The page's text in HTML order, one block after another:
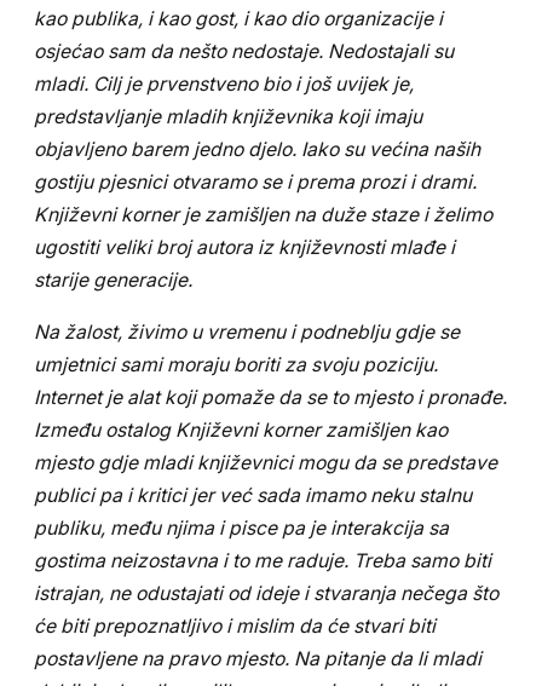
kao publika, i kao gost, i kao dio organizacije i
osjećao sam da nešto nedostaje. Nedostajali su
mladi. Cilj je prvenstveno bio i još uvijek je,
predstavljanje mladih književnika koji imaju
objavljeno barem jedno djelo. Iako su većina naših
gostiju pjesnici otvaramo se i prema prozi i drami.
Književni korner je zamišljen na duže staze i želimo
ugostiti veliki broj autora iz književnosti mlađe i
starije generacije.
Na žalost, živimo u vremenu i podneblju gdje se
umjetnici sami moraju boriti za svoju poziciju.
Internet je alat koji pomaže da se to mjesto i pronađe.
Između ostalog Književni korner zamišljen kao
mjesto gdje mladi književnici mogu da se predstave
publici pa i kritici jer već sada imamo neku stalnu
publiku, među njima i pisce pa je interakcija sa
gostima neizostavna i to me raduje. Treba samo biti
istrajan, ne odustajati od ideje i stvaranja nečega što
će biti prepoznatljivo i mislim da će stvari biti
postavljene na pravo mjesto. Na pitanje da li mladi